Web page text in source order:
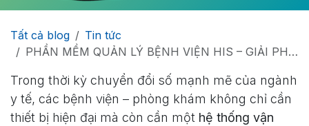
Tất cả blog
Tin tức
PHẦN MỀM QUẢN LÝ BỆNH VIỆN HIS – GIẢI PHÁP QUẢN TRỊ TOÀN DIỆN TỪ PHANMEMBENHVIEN.NET
Trong thời kỳ chuyển đổi số mạnh mẽ của ngành
y tế, các bệnh viện – phòng khám không chỉ cần
thiết bị hiện đại mà còn cần một hệ thống vận